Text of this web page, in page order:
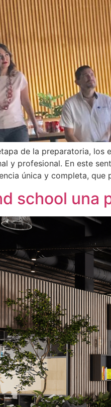
de la preparatoria, los
y profesional. En este
única y completa,
school una